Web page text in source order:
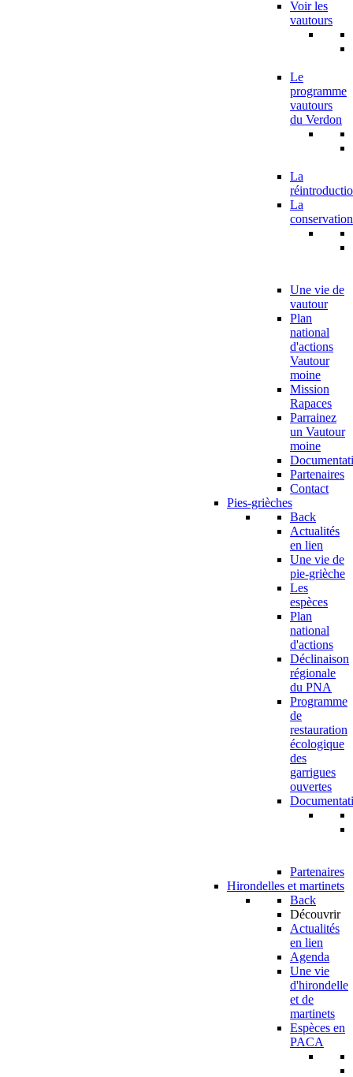
Voir les
vautours
Le
programme
vautours
du Verdon
La
La
conservation
Une vie de
vautour
Plan
national
d'actions
Vautour
moine
Mission
Rapaces
Parrainez
un Vautour
moine
Partenaires
Contact
Pies-grièches
Back
Actualités
en lien
Une vie de
pie-grièche
Les
espèces
Plan
national
d'actions
Déclinaison
régionale
du PNA
Programme
de
restauration
écologique
des
garrigues
ouvertes
Partenaires
Hirondelles et martinets
Back
Découvrir
Actualités
en lien
Agenda
Une vie
d'hirondelle
et de
martinets
Espèces en
PACA